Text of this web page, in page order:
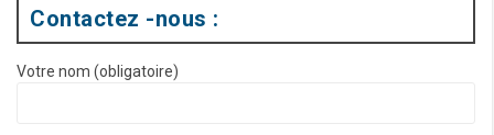
Contactez -nous :
Votre nom (obligatoire)